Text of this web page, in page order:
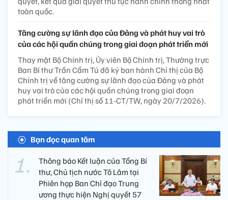
toàn quốc.
Tăng cường sự lãnh đạo của Đảng và phát huy vai trò
của các hội quần chúng trong giai đoạn phát triển mới
Thay mặt Bộ Chính trị, Ủy viên Bộ Chính trị, Thường trực
Ban Bí thư Trần Cẩm Tú đã ký ban hành Chỉ thị của Bộ
Chính trị về tăng cường sự lãnh đạo của Đảng và phát
huy vai trò của các hội quần chúng trong giai đoạn
phát triển mới (Chỉ thị số 11-CT/TW, ngày 20/7/2026).
Bạn đọc quan tâm
Thông báo Kết luận của Tổng Bí
thư, Chủ tịch nước Tô Lâm tại
Phiên họp Ban Chỉ đạo Trung
ương thực hiện Nghị quyết 57